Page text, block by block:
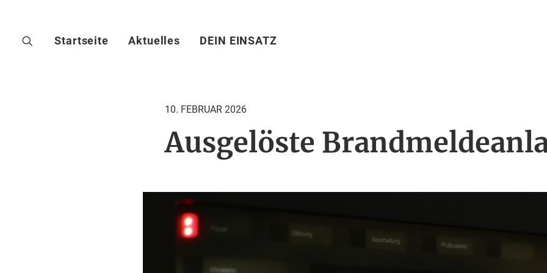
Startseite Aktuelles DEIN EINSATZ
10. FEBRUAR 2026
Ausgelöste